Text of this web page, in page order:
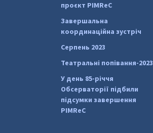
проєкт PIMReC
Завершальна
координаційна зустріч
Серпень 2023
Театральні попівання-2023
У день 85-річчя
Обсерваторії підбили
підсумки завершення
PIMReC